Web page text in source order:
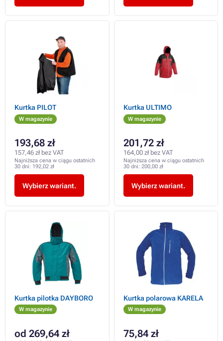
Kurtka PILOT
W magazynie
193,68 zł
157,46 zł bez VAT
Najniższa cena w ciągu ostatnich
30 dni: 192,02 zł
Wybierz wariant.
Kurtka ULTIMO
W magazynie
201,72 zł
164,00 zł bez VAT
Najniższa cena w ciągu ostatnich
30 dni: 200,00 zł
Wybierz wariant.
Kurtka pilotka DAYBORO
W magazynie
od 269,64 zł
Kurtka polarowa KARELA
W magazynie
75,84 zł